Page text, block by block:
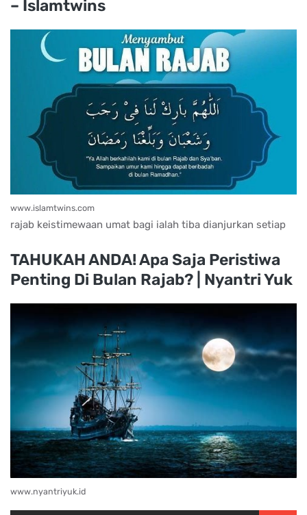
– Islamtwins
www.islamtwins.com
rajab keistimewaan umat bagi ialah tiba dianjurkan setiap
TAHUKAH ANDA! Apa Saja Peristiwa
Penting Di Bulan Rajab? | Nyantri Yuk
www.nyantriyuk.id